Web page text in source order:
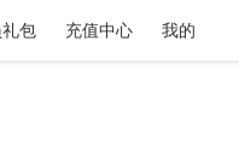
包 充值中心 我的